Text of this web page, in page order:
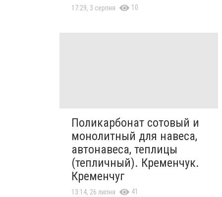
17:29, 3 серпня 10
Поликарбонат сотовый и
монолитный для навеса,
автонавеса, теплицы
(тепличный). Кременчук.
Кременчуг
13:14, 26 липня 41